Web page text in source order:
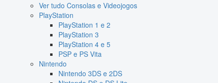
Ver tudo Consolas e Videojogos
PlayStation
PlayStation 1 e 2
PlayStation 3
PlayStation 4 e 5
PSP e PS Vita
Nintendo
Nintendo 3DS e 2DS